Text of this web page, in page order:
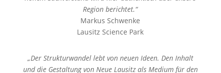
Region berichtet.“
Markus Schwenke
Lausitz Science Park
„Der Strukturwandel lebt von neuen Ideen. Den Inhalt
und die Gestaltung von Neue Lausitz als Medium für den